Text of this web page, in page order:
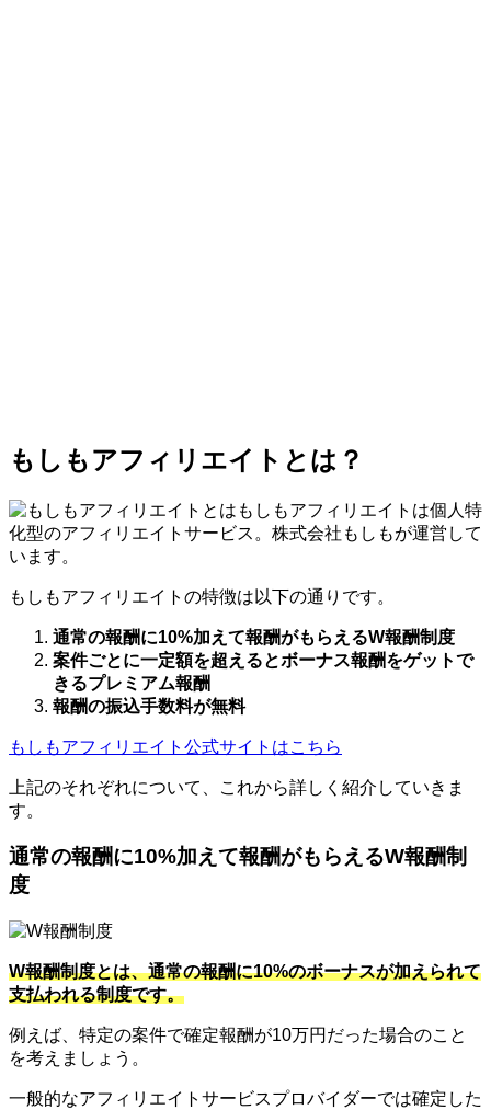
もしもアフィリエイトとは？
もしもアフィリエイトは個人特
化型のアフィリエイトサービス。株式会社もしもが運営して
います。
もしもアフィリエイトの特徴は以下の通りです。
通常の報酬に10%加えて報酬がもらえるW報酬制度
案件ごとに一定額を超えるとボーナス報酬をゲットで
きるプレミアム報酬
報酬の振込手数料が無料
もしもアフィリエイト公式サイトはこちら
上記のそれぞれについて、これから詳しく紹介していきま
す。
通常の報酬に10%加えて報酬がもらえるW報酬制
度
W報酬制度とは、通常の報酬に10%のボーナスが加えられて
支払われる制度です。
例えば、特定の案件で確定報酬が10万円だった場合のこと
を考えましょう。
一般的なアフィリエイトサービスプロバイダーでは確定した